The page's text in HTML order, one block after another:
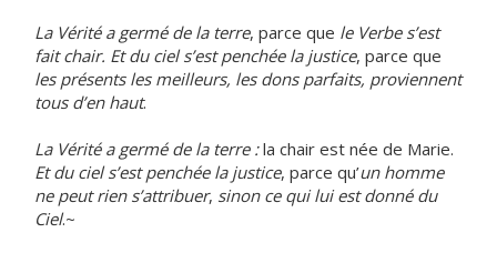
La Véritéa germé de la terre, parce que le Verbe s’est
fait chair. Et du ciel s’est penchée la justice, parce que
les présents les meilleurs, les dons parfaits, proviennent
tous d’en haut.
La Véritéa germé de la terre :la chair est née de Marie.
Et du ciel s’est penchée la justice, parce qu’un homme
ne peut rien s’attribuer, sinon ce qui lui est donné du
Ciel.~